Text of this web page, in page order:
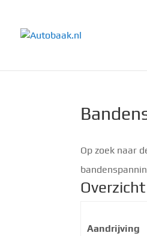
Op zoek naar
Aandrijving